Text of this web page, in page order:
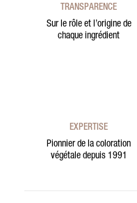
TRANSPARENCE
Sur le rôle et l’origine de
chaque ingrédient
EXPERTISE
Pionnier de la coloration
végétale depuis 1991